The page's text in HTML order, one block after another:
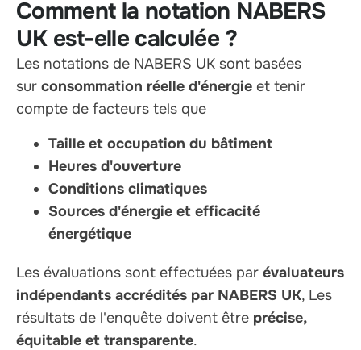
Comment la notation NABERS
UK est-elle calculée ?
Les notations de NABERS UK sont basées
sur consommation réelle d'énergie et tenir
compte de facteurs tels que
Taille et occupation du bâtiment
Heures d'ouverture
Conditions climatiques
Sources d'énergie et efficacité
énergétique
Les évaluations sont effectuées par évaluateurs
indépendants accrédités par NABERS UK, Les
résultats de l'enquête doivent être précise,
équitable et transparente.